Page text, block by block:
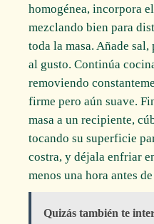
homogénea, incorpora
mezclando bien para
toda la masa. Añade
al gusto. Continúa
removiendo
firme pero aún suave.
masa a un recipiente,
tocando su superficie
costra, y déjala enfriar
menos una hora antes
Quizás también te